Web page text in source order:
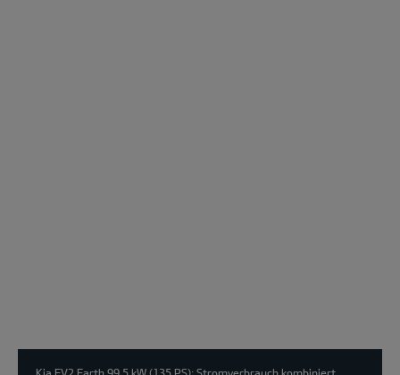
Kia EV2 Earth 99,5 kW (135 PS): Stromverbrauch kombiniert